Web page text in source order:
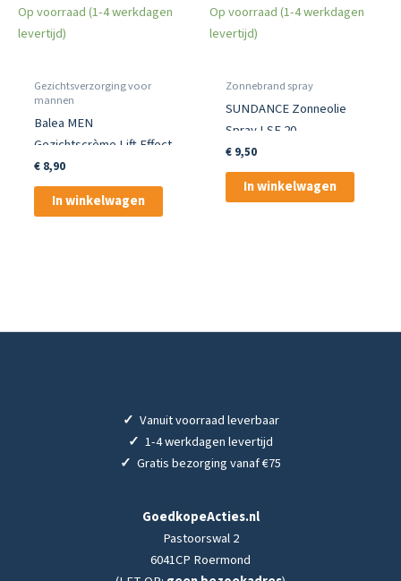
Op voorraad (1-4 werkdagen
levertijd)
Gezichtsverzorging voor
mannen
Balea MEN
Gezichtscrème Lift Effect
SPF 30
€8,90
In winkelwagen
Op voorraad (1-4 werkdagen
levertijd)
Zonnebrand spray
SUNDANCE Zonneolie
Spray LSF 20
€9,50
In winkelwagen
✓ Vanuit voorraad leverbaar
✓ 1-4 werkdagen levertijd
✓ Gratis bezorging vanaf €75
GoedkopeActies.nl
Pastoorswal 2
6041CP Roermond